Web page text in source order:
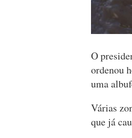
O
ordenou
uma
Várias
que já